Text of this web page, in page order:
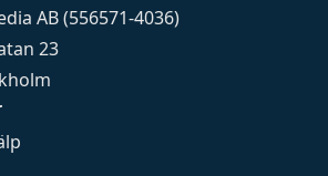
AB (556571-4036)
23